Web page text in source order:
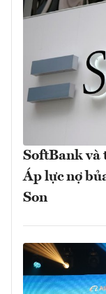
SoftBank và
Áp lực nợ
Son